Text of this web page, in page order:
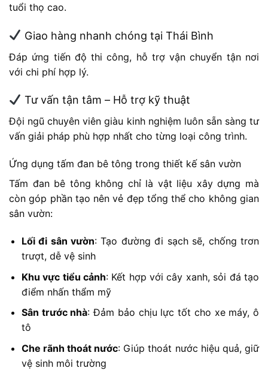
tuổi thọ cao.
Giao hàng nhanh chóng tại Thái Bình
Đáp ứng tiến độ thi công, hỗ trợ vận chuyển tận nơi
với chi phí hợp lý.
Tư vấn tận tâm – Hỗ trợ kỹ thuật
Đội ngũ chuyên viên giàu kinh nghiệm luôn sẵn sàng tư
vấn giải pháp phù hợp nhất cho từng loại công trình.
Ứng dụng tấm đan bê tông trong thiết kế sân vườn
Tấm đan bê tông không chỉ là vật liệu xây dựng mà
còn góp phần tạo nên vẻ đẹp tổng thể cho không gian
sân vườn:
Lối đi sân vườn: Tạo đường đi sạch sẽ, chống trơn
trượt, dễ vệ sinh
Khu vực tiểu cảnh: Kết hợp với cây xanh, sỏi đá tạo
điểm nhấn thẩm mỹ
Sân trước nhà: Đảm bảo chịu lực tốt cho xe máy, ô
tô
Che rãnh thoát nước: Giúp thoát nước hiệu quả, giữ
vệ sinh môi trường